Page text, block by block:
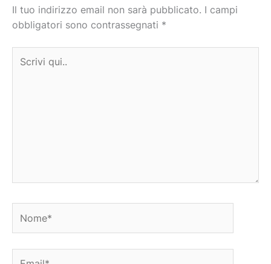
Il tuo indirizzo email non sarà pubblicato. I campi
obbligatori sono contrassegnati *
qui..